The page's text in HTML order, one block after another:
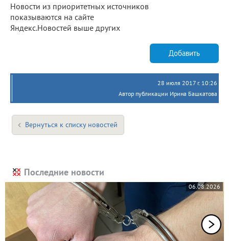
Новости из приоритетных источников
показываются на сайте
Яндекс.Новостей выше других
Добавить
28 июля 2017 г. 10:26
Автор публикации Ирина Башкатова
Вернуться к списку новостей
Последние новости
06.08.2026